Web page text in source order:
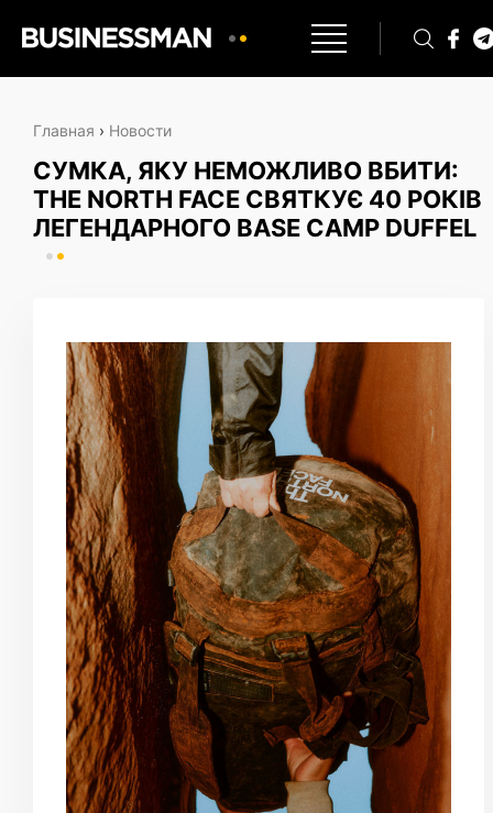
Главная › Новости
СУМКА, ЯКУ НЕМОЖЛИВО ВБИТИ:
THE NORTH FACE СВЯТКУЄ 40 РОКІВ
ЛЕГЕНДАРНОГО BASE CAMP DUFFEL